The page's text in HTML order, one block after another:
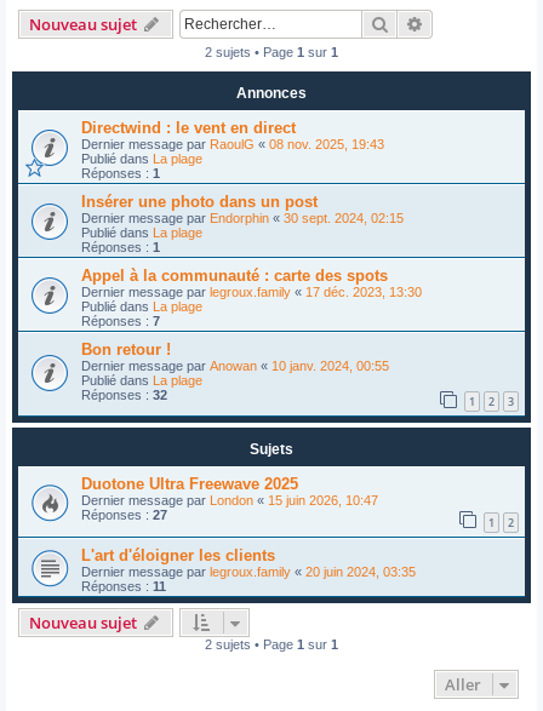
Nouveau sujet Rechercher
2 sujets • Page 1 sur 1
Annonces
Directwind : le vent en direct
Dernier message par RaoulG « 08 nov. 2025, 19:43
Publié dans La plage
Réponses : 1
Insérer une photo dans un post
Dernier message par Endorphin « 30 sept. 2024, 02:15
Publié dans La plage
Réponses : 1
Appel à la communauté : carte des spots
Dernier message par legroux.family « 17 déc. 2023, 13:30
Publié dans La plage
Réponses : 7
Bon retour !
Dernier message par Anowan « 10 janv. 2024, 00:55
Publié dans La plage
Réponses : 32 1 2 3
Sujets
Duotone Ultra Freewave 2025
Dernier message par London « 15 juin 2026, 10:47
Réponses : 27 1 2
L'art d'éloigner les clients
Dernier message par legroux.family « 20 juin 2024, 03:35
Réponses : 11
Nouveau sujet
2 sujets • Page 1 sur 1
Aller